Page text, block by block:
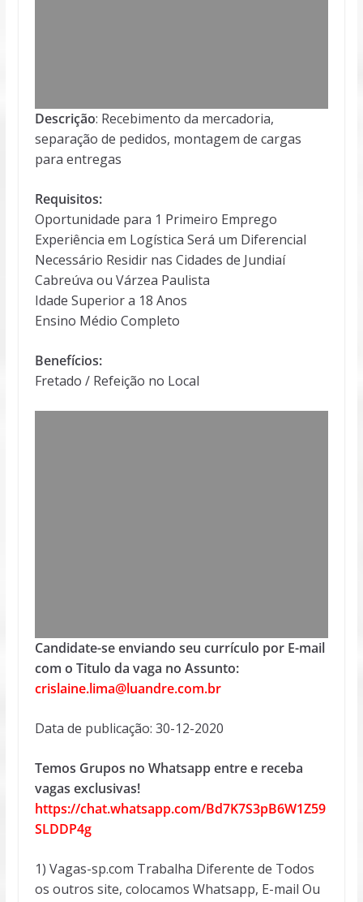
Descrição: Recebimento da mercadoria,
separação de pedidos, montagem de cargas
para entregas
Requisitos:
Oportunidade para 1 Primeiro Emprego
Experiência em Logística Será um Diferencial
Necessário Residir nas Cidades de Jundiaí
Cabreúva ou Várzea Paulista
Idade Superior a 18 Anos
Ensino Médio Completo
Benefícios:
Fretado / Refeição no Local
Candidate-se enviando seu currículo por E-mail
com o Titulo da vaga no Assunto:
crislaine.lima@luandre.com.br
Data de publicação: 30-12-2020
Temos Grupos no Whatsapp entre e receba
vagas exclusivas!
https://chat.whatsapp.com/Bd7K7S3pB6W1Z59
SLDDP4g
1) Vagas-sp.com Trabalha Diferente de Todos
os outros site, colocamos Whatsapp, E-mail Ou